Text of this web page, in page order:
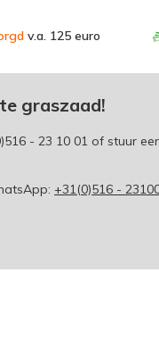
v.a. 125 euro
graszaad!
- 23 10 01 of stuur
+31(0)516 -